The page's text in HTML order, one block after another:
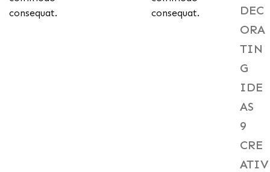
consequat.
consequat.
DEC
ORA
TIN
G
IDE
AS
9
CRE
ATIV